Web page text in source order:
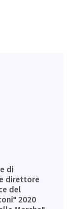
di
direttore
del
2020